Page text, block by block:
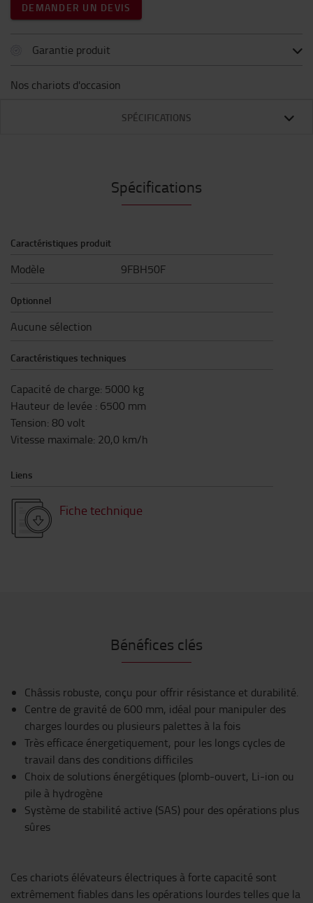
DEMANDER UN DEVIS
Garantie produit
Nos chariots d'occasion
SPÉCIFICATIONS
Spécifications
Caractéristiques produit
Modèle 9FBH50F​
Optionnel
Aucune sélection
Caractéristiques techniques
Capacité de charge: 5000 kg
Hauteur de levée : 6500 mm
Tension: 80 volt
Vitesse maximale: 20,0 km/h
Liens
Fiche technique
Bénéfices clés
Châssis robuste, conçu pour offrir résistance et durabilité.
Centre de gravité de 600 mm, idéal pour manipuler des
charges lourdes ou plusieurs palettes à la fois
Très efficace énergetiquement, pour les longs cycles de
travail dans des conditions difficiles
Choix de solutions énergétiques (plomb-ouvert, Li-ion ou
pile à hydrogène
Système de stabilité active (SAS) pour des opérations plus
sûres
Ces chariots élévateurs électriques à forte capacité sont
extrêmement fiables dans les opérations lourdes telles que la